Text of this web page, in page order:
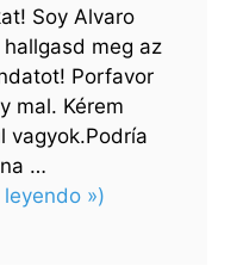
Soy Alvaro
meg az
Porfavor
mal. Kérem
vagyok.Podría
…
leyendo »)